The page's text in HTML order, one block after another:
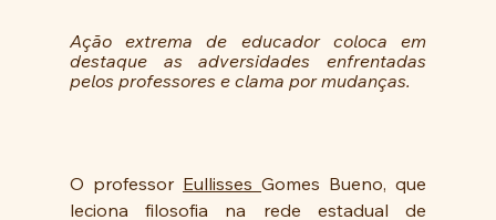
Ação extrema de educador coloca em
destaque as adversidades enfrentadas
pelos professores e clama por mudanças.
O professor Eullisses Gomes Bueno, que
leciona filosofia na rede estadual de